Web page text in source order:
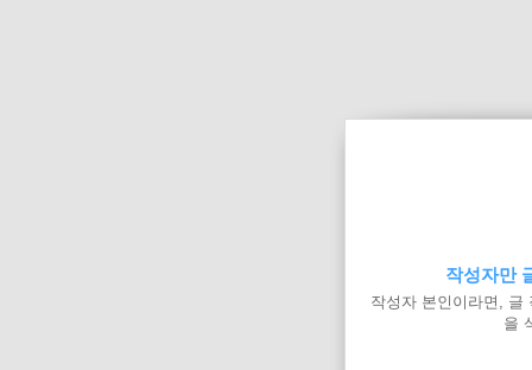
작성자만
작성자 본인이라면, 글
을